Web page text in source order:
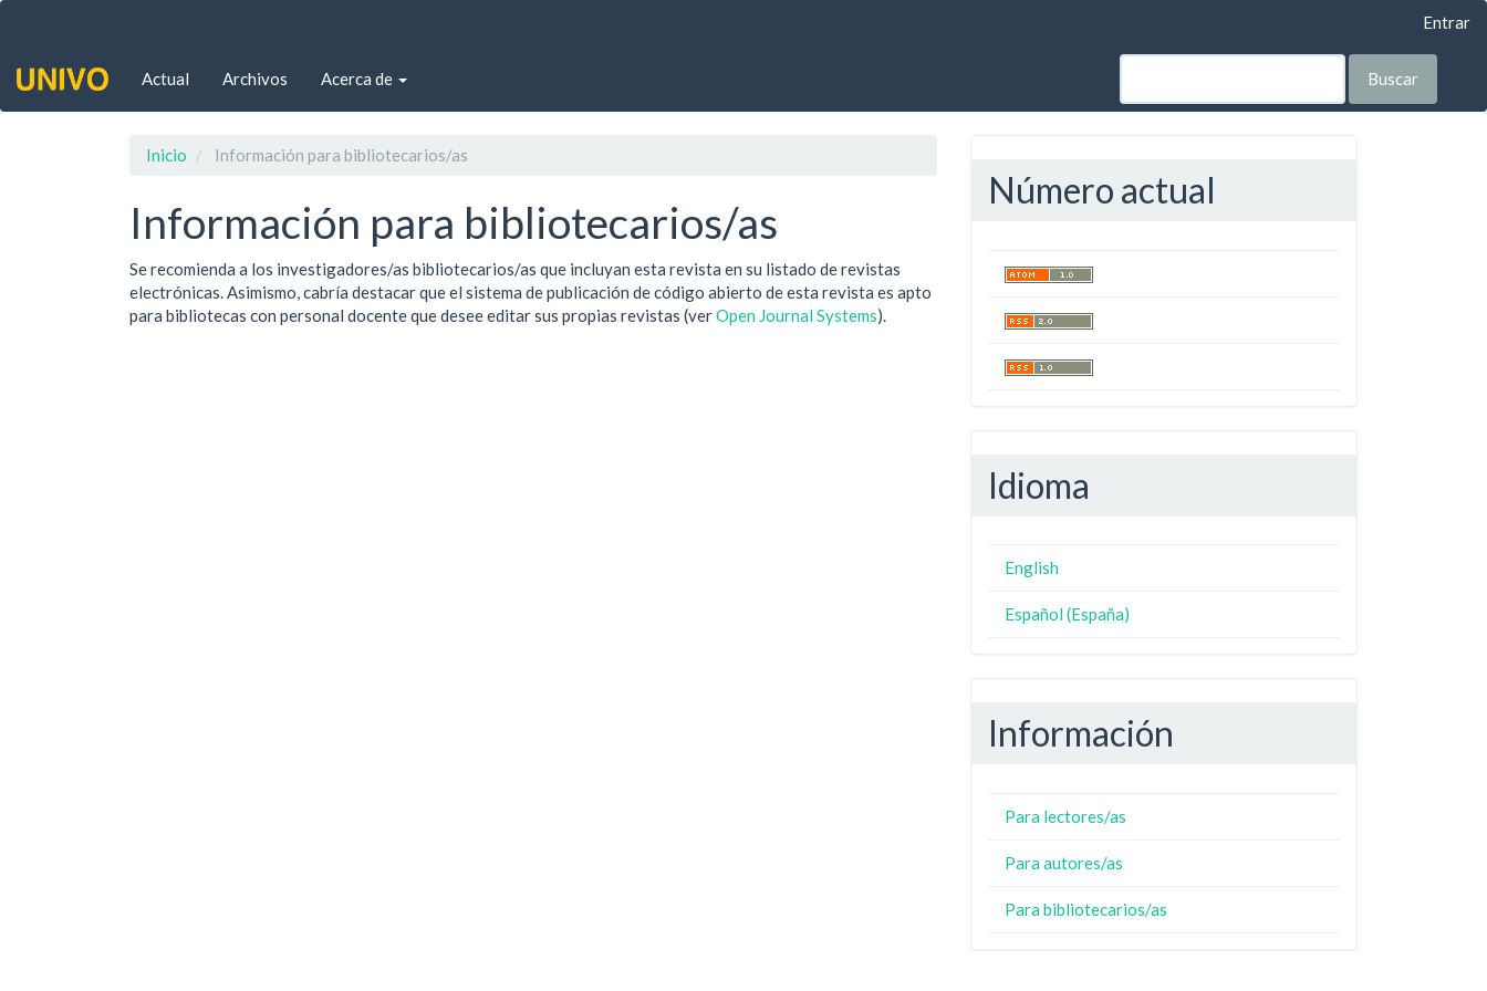
principal
Entrar
Actual Archivos Acerca de Buscar
Inicio Información para bibliotecarios/as
Información para bibliotecarios/as
Se recomienda a los investigadores/as bibliotecarios/as que incluyan esta revista en su listado de revistas
electrónicas. Asimismo, cabría destacar que el sistema de publicación de código abierto de esta revista es apto
para bibliotecas con personal docente que desee editar sus propias revistas (verOpen Journal Systems).
Número actual
Idioma
English
Español (España)
Información
Para lectores/as
Para autores/as
Para bibliotecarios/as